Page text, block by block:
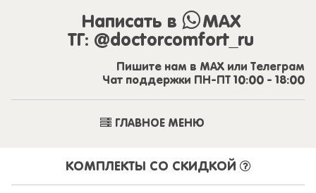
Написать в
MAX
ТГ: @doctorcomfort_ru
Пишите нам в MAX или Телеграм
Чат поддержки ПН-ПТ 10:00 - 18:00
ГЛАВНОЕ МЕНЮ
КОМПЛЕКТЫ СО СКИДКОЙ